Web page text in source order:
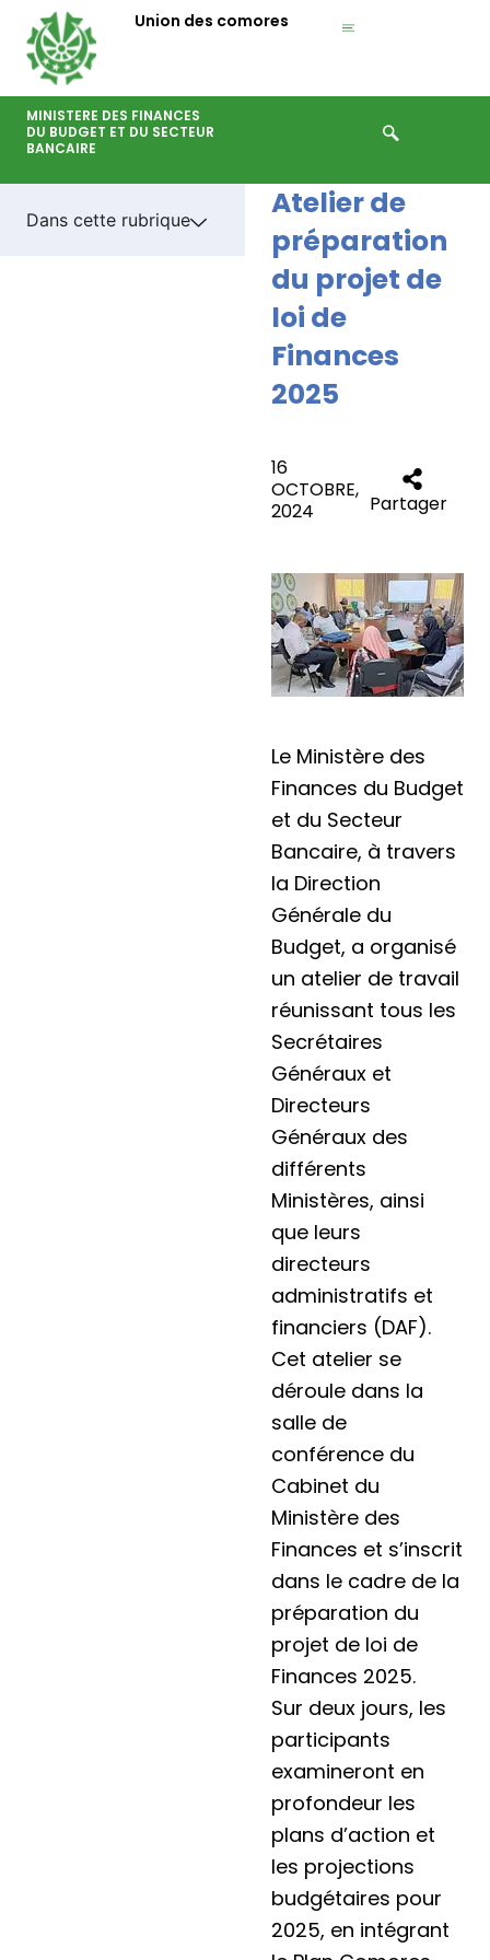
contenu
Union des comores
MINISTERE DES FINANCES
DU BUDGET ET DU SECTEUR
BANCAIRE
Dans cette rubrique
Atelier de
préparation
du projet de
loi de
Finances
2025
16
OCTOBRE,
2024
Partager
Le Ministère des
Finances du Budget
et du Secteur
Bancaire, à travers
la Direction
Générale du
Budget, a organisé
un atelier de travail
réunissant tous les
Secrétaires
Généraux et
Directeurs
Généraux des
différents
Ministères, ainsi
que leurs
directeurs
administratifs et
financiers (DAF).
Cet atelier se
déroule dans la
salle de
conférence du
Cabinet du
Ministère des
Finances et s’inscrit
dans le cadre de la
préparation du
projet de loi de
Finances 2025.
Sur deux jours, les
participants
examineront en
profondeur les
plans d’action et
les projections
budgétaires pour
2025, en intégrant